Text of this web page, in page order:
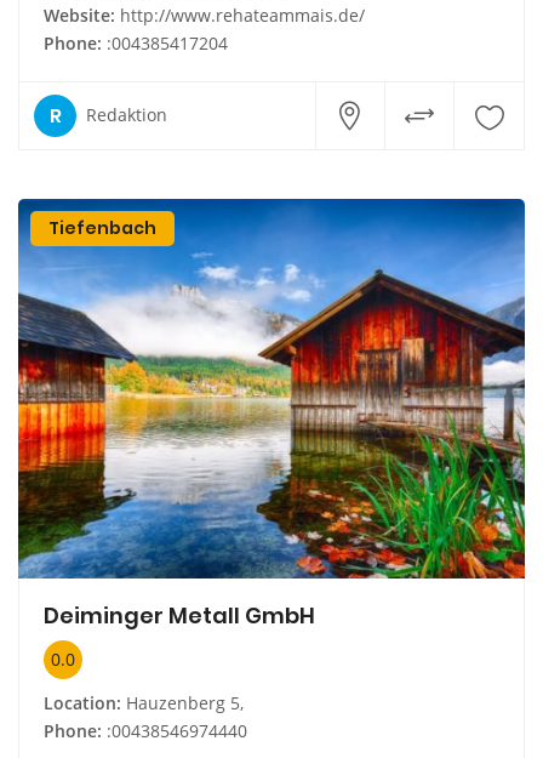
Website: http://www.rehateammais.de/
Phone: :004385417204
R Redaktion
Tiefenbach
Deiminger Metall GmbH
0.0
Location: Hauzenberg 5,
Phone: :00438546974440